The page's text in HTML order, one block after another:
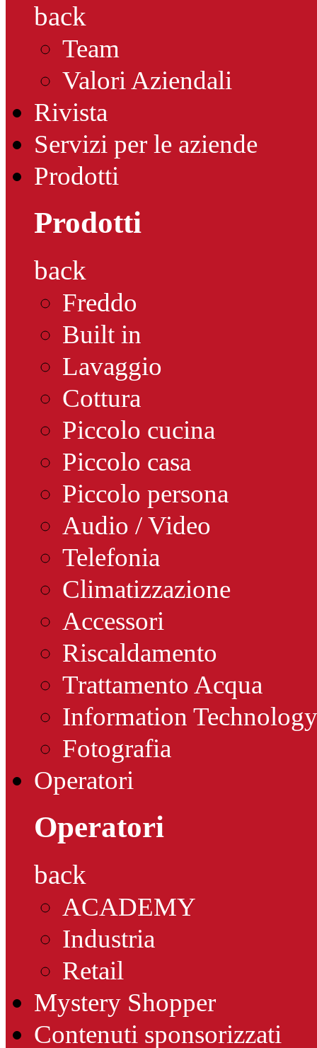
back
Team
Valori Aziendali
Rivista
Servizi per le aziende
Prodotti
Prodotti
back
Freddo
Built in
Lavaggio
Cottura
Piccolo cucina
Piccolo casa
Piccolo persona
Audio / Video
Telefonia
Climatizzazione
Accessori
Riscaldamento
Trattamento Acqua
Information Technology
Fotografia
Operatori
Operatori
back
ACADEMY
Industria
Retail
Mystery Shopper
Contenuti sponsorizzati